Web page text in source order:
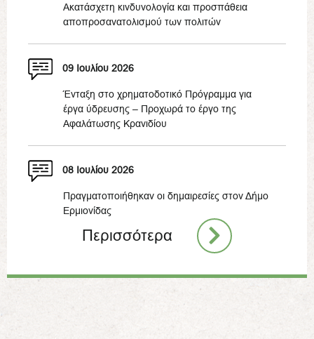
Ακατάσχετη κινδυνολογία και προσπάθεια
αποπροσανατολισμού των πολιτών
09 Ιουλίου 2026
Ένταξη στο χρηματοδοτικό Πρόγραμμα για
έργα ύδρευσης – Προχωρά το έργο της
Αφαλάτωσης Κρανιδίου
08 Ιουλίου 2026
Πραγματοποιήθηκαν οι δημαιρεσίες στον Δήμο
Ερμιονίδας
Περισσότερα